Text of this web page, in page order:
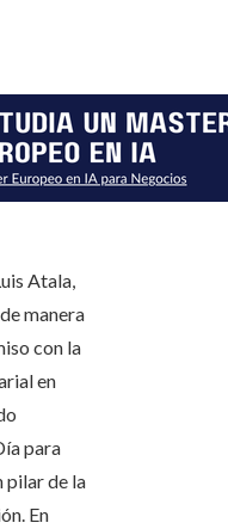
Atala,
manera
con la
en
para
pilar de la
En